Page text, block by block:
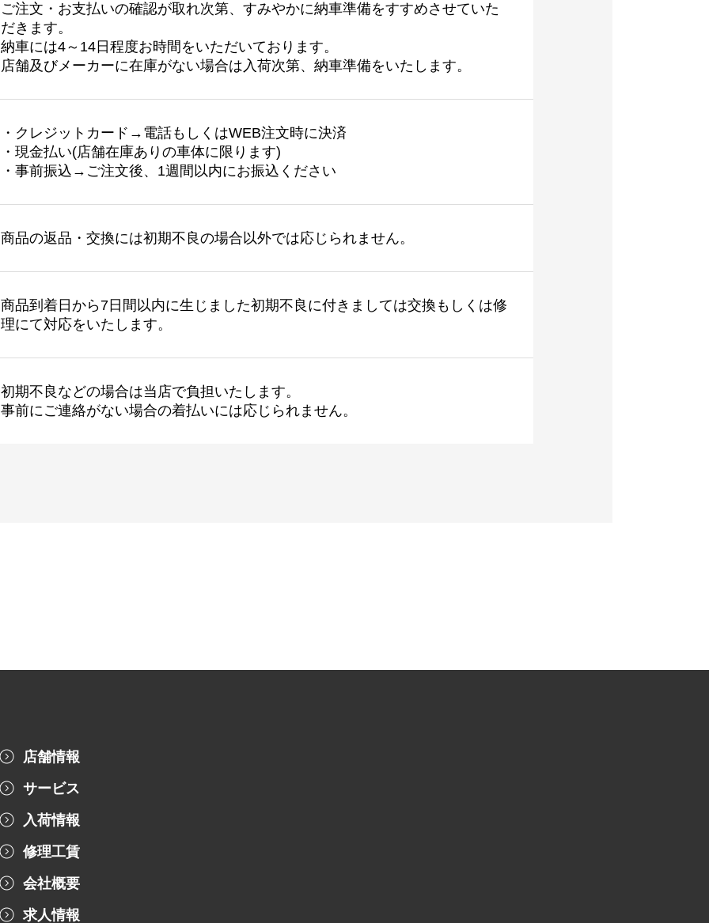
ご注文・お支払いの確認が取れ次第、すみやかに納車準備をすすめさせていた
だきます。
納車には4～14日程度お時間をいただいております。
店舗及びメーカーに在庫がない場合は入荷次第、納車準備をいたします。
・クレジットカード→電話もしくはWEB注文時に決済
・現金払い(店舗在庫ありの車体に限ります)
・事前振込→ご注文後、1週間以内にお振込ください
商品の返品・交換には初期不良の場合以外では応じられません。
商品到着日から7日間以内に生じました初期不良に付きましては交換もしくは修
理にて対応をいたします。
初期不良などの場合は当店で負担いたします。
事前にご連絡がない場合の着払いには応じられません。
店舗情報
サービス
入荷情報
修理工賃
会社概要
求人情報